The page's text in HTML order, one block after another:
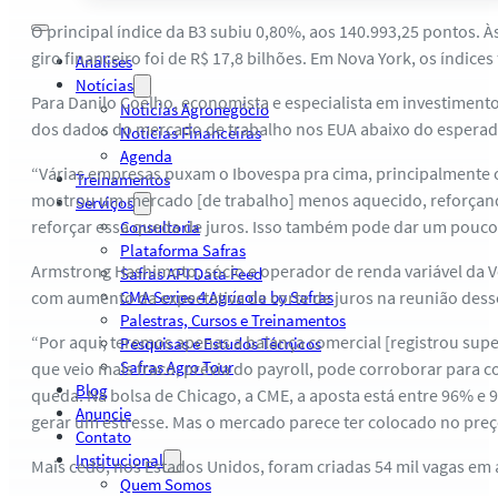
Análises
Notícias
Notícias Agronegócio
Notícias Financeiras
Agenda
Treinamentos
Serviços
Consultoria
Plataforma Safras
Safras API Data Feed
CMA Series 4 Agrícola by Safras
Palestras, Cursos e Treinamentos
Pesquisas e Estudos Técnicos
Safras Agro Tour
Blog
Anuncie
Contato
Institucional
Quem Somos
O principal índice da B3 subiu 0,80%, aos 140.993,25 pontos.
giro financeiro foi de R$ 17,8 bilhões. Em Nova York, os
Para Danilo Coelho, economista e especialista em
dos dados do mercado de trabalho nos EUA abaixo do
“Várias empresas puxam o Ibovespa pra cima,
mostrou um mercado [de trabalho] menos aquecido,
reforçar essa queda de juros. Isso também pode dar um
Armstrong Hashimoto, sócio e operador de renda variável da
com aumento da expectativa de corte de juros na reunião
“Por aqui, teremos apenas a balança comercial [registrou
que veio mais fraco, prévia do payroll, pode corroborar para
queda. Na bolsa de Chicago, a CME, a aposta está entre
gerar um estresse. Mas o mercado parece ter colocado no
Mais cedo, nos Estados Unidos, foram criadas 54 mil vagas